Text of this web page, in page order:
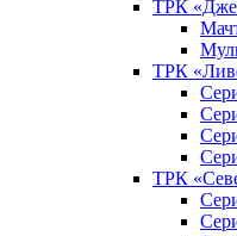
ТРК
ТРК
ТРК